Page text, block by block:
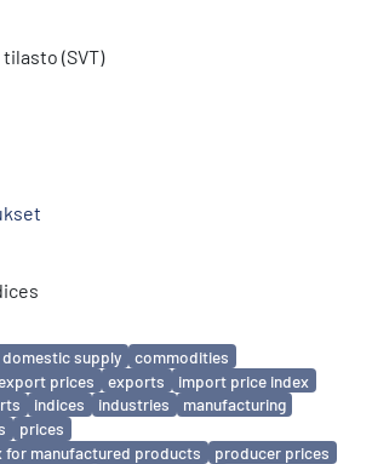
(SVT)
supply
commodities
prices exports
import price index
indices industries
manufacturing
prices
for manufactured products
producer prices